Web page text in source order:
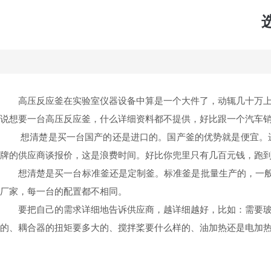
高压反应釜在实验室仪器设备中算是一个大件了，动辄几十万
说想要一台高压反应釜，什么详细资料都不提供，好比跟一个汽
想清楚是买一台国产的还是进口的。 国产釜的优势就是便宜
牌的供应商谈报价，这是浪费时间。好比你兜里只有几百元钱，跑
想清楚是买一台标准釜还是定制釜。标准釜是批量生产的，一
厂家，每一台的配置都不相同。
要把自己的需求详细地告诉供应商，越详细越好，比如：需要
的、耦合器的扭矩要多大的、搅拌桨要什么样的、油加热还是电加